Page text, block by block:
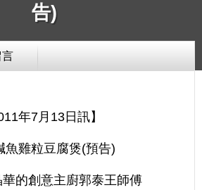
告)
言
年7月13日訊】
魚雞粒豆腐煲(預告)
的創意主廚郭泰王師傅